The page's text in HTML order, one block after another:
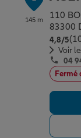
Transmission
Changer de
Départ à la
Préparer
Assurance
Assurance
Le Pack
Garantie
Professionnels
Allianz en France
145 m
110
83300
4,8/5
Voir
04
Fermé